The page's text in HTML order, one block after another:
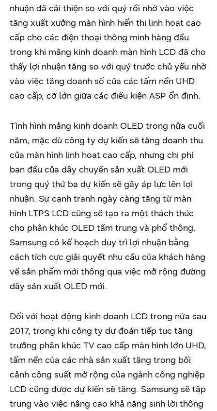
nhuận đã cải thiện so với quý rồi nhờ vào việc
tăng xuất xưởng màn hình hiển thị linh hoạt cao
cấp cho các điện thoại thông minh hàng đầu
trong khi mảng kinh doanh màn hình LCD đã cho
thấy lợi nhuận tăng so với quý trước chủ yếu nhờ
vào việc tăng doanh số của các tấm nền UHD
cao cấp, cỡ lớn giữa các điều kiện ASP ổn định.
Tình hình mảng kinh doanh OLED trong nửa cuối
năm, mặc dù công ty dự kiến sẽ tăng doanh thu
của màn hình linh hoạt cao cấp, nhưng chi phí
ban đầu của dây chuyền sản xuất OLED mới
trong quý thứ ba dự kiến sẽ gây áp lực lên lợi
nhuận. Sự cạnh tranh ngày càng tăng từ màn
hình LTPS LCD cũng sẽ tạo ra một thách thức
cho phân khúc OLED tầm trung và phổ thông.
Samsung có kế hoạch duy trì lợi nhuận bằng
cách tích cực giải quyết nhu cầu của khách hàng
về sản phẩm mới thông qua việc mở rộng đường
dây sản xuất OLED mới.
Đối với hoạt động kinh doanh LCD trong nửa sau
2017, trong khi công ty dự đoán tiếp tục tăng
trưởng phân khúc TV cao cấp màn hình lớn UHD,
tấm nền của các nhà sản xuất tăng trong bối
cảnh công suất mở rộng của ngành công nghiệp
LCD cũng được dự kiến sẽ tăng. Samsung sẽ tập
trung vào việc nâng cao khả năng sinh lời thông